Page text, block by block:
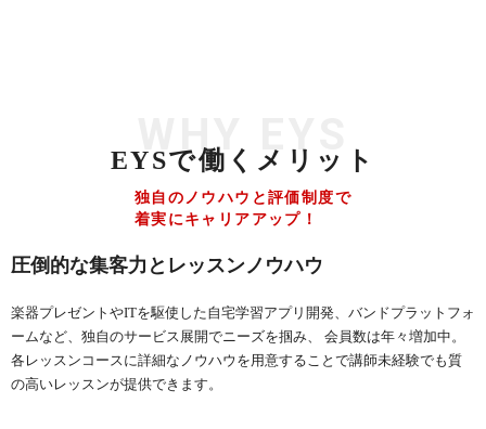
EYSで働くメリット
WHY EYS
独自のノウハウと評価制度で
着実にキャリアアップ！
圧倒的な集客力とレッスンノウハウ
楽器プレゼントやITを駆使した自宅学習アプリ開発、バンドプラットフォ
ームなど、独自のサービス展開でニーズを掴み、 会員数は年々増加中。
各レッスンコースに詳細なノウハウを用意することで講師未経験でも質
の高いレッスンが提供できます。